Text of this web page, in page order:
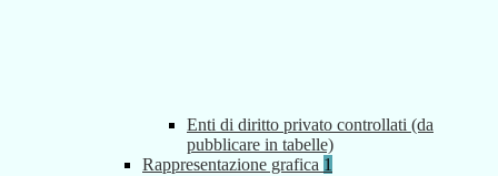
Enti di diritto privato controllati (da
pubblicare in tabelle)
Rappresentazione grafica 1